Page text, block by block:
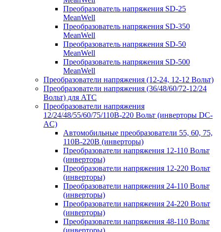
Преобразователь напряжения SD-25
MeanWell
Преобразователь напряжения SD-350
MeanWell
Преобразователь напряжения SD-50
MeanWell
Преобразователь напряжения SD-500
MeanWell
Преобразователи напряжения (12-24, 12-12 Вольт)
Преобразователи напряжения (36/48/60/72-12/24
Вольт) для АТС
Преобразователи напряжения
12/24/48/55/60/75/110В-220 Вольт (инверторы DC-
AC)
Автомобильные преобразователи 55, 60, 75,
110В-220В (инверторы)
Преобразователи напряжения 12-110 Вольт
(инверторы)
Преобразователи напряжения 12-220 Вольт
(инверторы)
Преобразователи напряжения 24-110 Вольт
(инверторы)
Преобразователи напряжения 24-220 Вольт
(инверторы)
Преобразователи напряжения 48-110 Вольт
(инверторы)